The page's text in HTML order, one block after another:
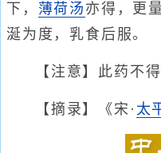
下， 薄荷汤 亦得，更
涎为度，乳食后服。
【注意】此药不
【摘录】《宋· 太